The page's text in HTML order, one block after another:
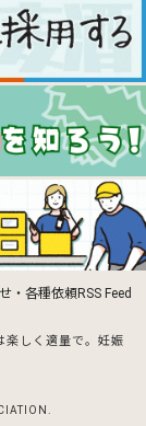
・各種依頼RSS Feed
しく適量で。 妊娠